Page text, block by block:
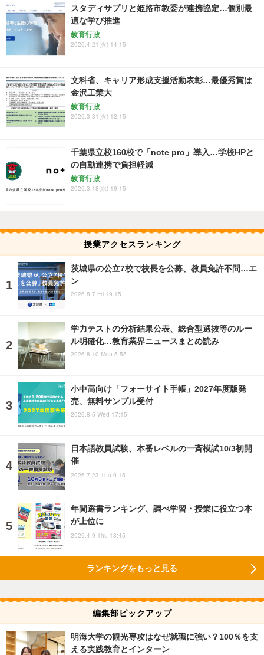
スタディサプリと姫路市教委が連携協定…個別最
適な学び推進
教育行政
2026.4.21(火) 14:15
文科省、キャリア形成支援活動表彰…最優秀賞は
金沢工業大
教育行政
2026.3.31(火) 12:15
千葉県立校160校で「note pro」導入…学校HPと
の自動連携で負担軽減
教育行政
2026.3.18(水) 19:15
授業アクセスランキング
茨城県の公立7校で校長を公募、教員免許不問…エ
ン
2026.8.7 Fri 19:15
学力テストの分析結果公表、総合型選抜等のルー
ル明確化…教育業界ニュースまとめ読み
2026.8.10 Mon 5:55
小中高向け「フォーサイト手帳」2027年度版発
売、無料サンプル受付
2026.8.5 Wed 17:15
日本語教員試験、本番レベルの一斉模試10/3初開
催
2026.7.23 Thu 9:15
年間選書ランキング、調べ学習・授業に役立つ本
が上位に
2026.4.9 Thu 18:45
ランキングをもっと見る
編集部ピックアップ
明海大学の観光専攻はなぜ就職に強い？100％を支
える実践教育とインターン